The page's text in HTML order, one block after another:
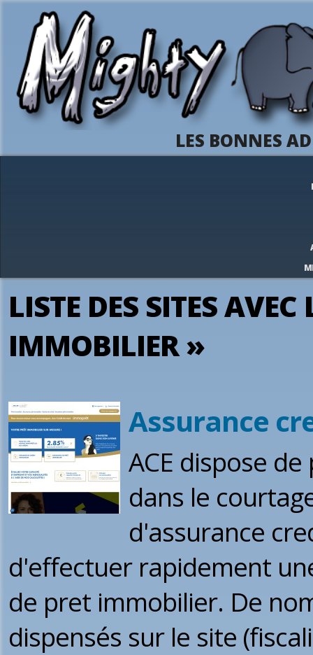
LES BONNES
LISTE DES SITES
IMMOBILIER »
Assurance
ACE dispose
dans le
d'assurance
d'effectuer rapidement
de pret immobilier. De
dispensés sur le site